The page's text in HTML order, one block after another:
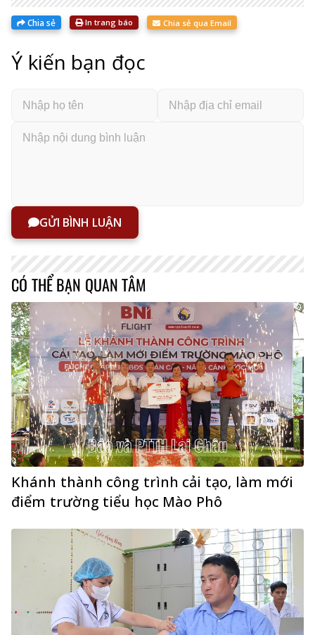
Chia sẻ In trang báo Chia sẻ qua Email
Ý kiến bạn đọc
GỬI BÌNH LUẬN
CÓ THỂ BẠN QUAN TÂM
Khánh thành công trình cải tạo, làm mới
điểm trường tiểu học Mào Phô